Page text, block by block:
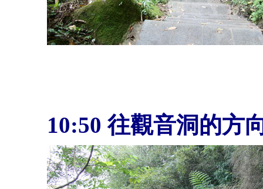
10:50 往觀音洞的方